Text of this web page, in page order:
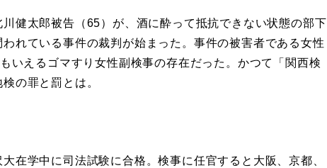
健太郎被告（65）が、酒に酔って抵抗できない状態の部下
れている事件の裁判が始まった。事件の被害者である女性
いえるゴマすり女性副検事の存在だった。かつて「関西検
の罪と罰とは。
在学中に司法試験に合格。検事に任官すると大阪、京都、